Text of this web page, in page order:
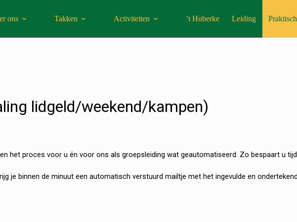
ons Takken Activiteiten ’t Huberke Leiding Praktisch